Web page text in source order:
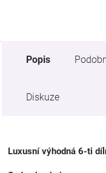
Popis
Diskuze
Luxusní výhodná 6-ti